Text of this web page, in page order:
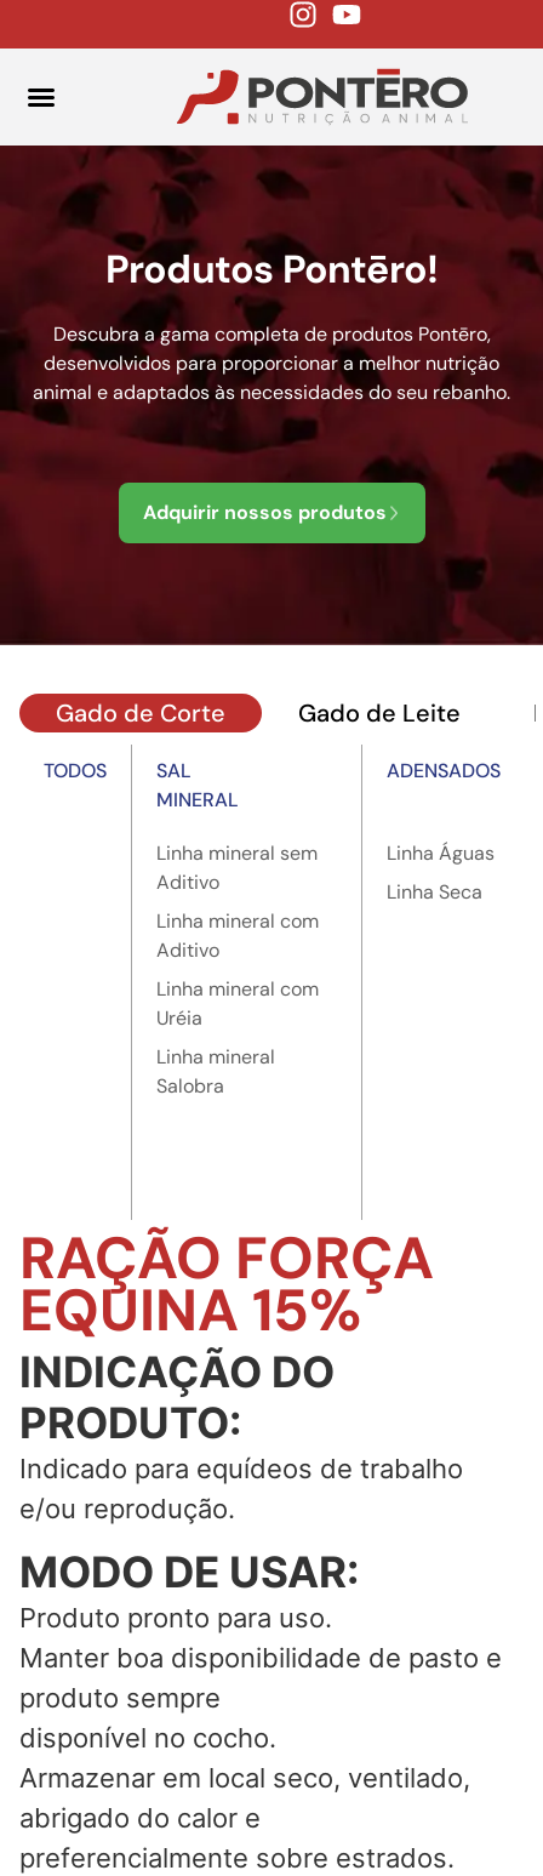
Produtos Pontēro!
Descubra a gama completa de produtos Pontēro,
desenvolvidos para proporcionar a melhor nutrição
animal e adaptados às necessidades do seu rebanho.
Adquirir nossos produtos
Gado de Corte Gado de Leite
TODOS
SAL
MINERAL
Linha mineral sem
Aditivo
Linha mineral com
Aditivo
Linha mineral com
Uréia
Linha mineral
Salobra
ADENSADOS
Linha Águas
Linha Seca
RAÇÃO FORÇA
EQUINA 15%
INDICAÇÃO DO
PRODUTO:
Indicado para equídeos de trabalho
e/ou reprodução.
MODO DE USAR:
Produto pronto para uso.
Manter boa disponibilidade de pasto e
produto sempre
disponível no cocho.
Armazenar em local seco, ventilado,
abrigado do calor e
preferencialmente sobre estrados.